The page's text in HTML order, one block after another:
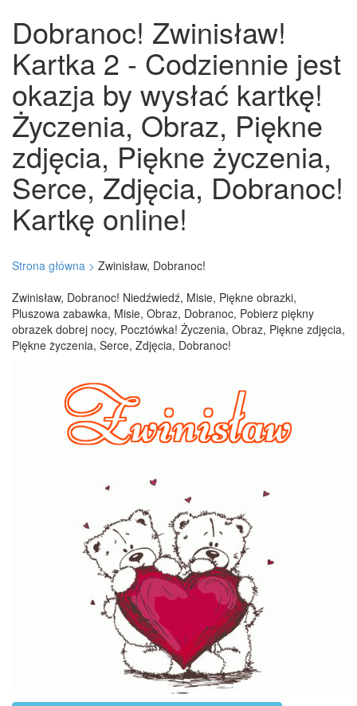
Dobranoc! Zwinisław!
Kartka 2 - Codziennie jest
okazja by wysłać kartkę!
Życzenia, Obraz, Piękne
zdjęcia, Piękne życzenia,
Serce, Zdjęcia, Dobranoc!
Kartkę online!
Strona główna > Zwinisław, Dobranoc!
Zwinisław, Dobranoc! Niedźwiedź, Misie, Piękne obrazki,
Pluszowa zabawka, Misie, Obraz, Dobranoc, Pobierz piękny
obrazek dobrej nocy, Pocztówka! Życzenia, Obraz, Piękne zdjęcia,
Piękne życzenia, Serce, Zdjęcia, Dobranoc!